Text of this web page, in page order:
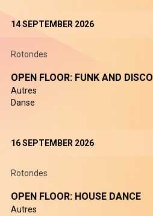
14 SEPTEMBER 2026
Rotondes
OPEN FLOOR: FUNK AND DISCO
Autres
Danse
16 SEPTEMBER 2026
Rotondes
OPEN FLOOR: HOUSE DANCE
Autres